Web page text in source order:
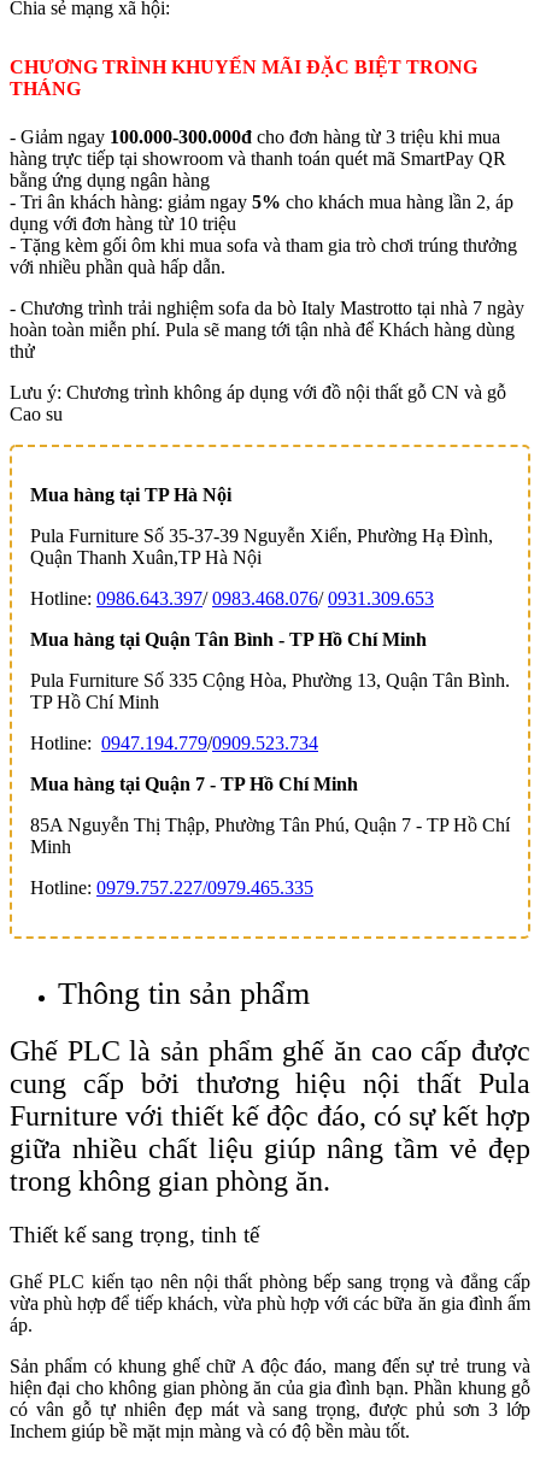
Chia sẻ mạng xã hội:
CHƯƠNG TRÌNH KHUYẾN MÃI ĐẶC BIỆT TRONG
THÁNG
- Giảm ngay 100.000-300.000đ cho đơn hàng từ 3 triệu khi mua
hàng trực tiếp tại showroom và thanh toán quét mã SmartPay QR
bằng ứng dụng ngân hàng
- Tri ân khách hàng: giảm ngay 5% cho khách mua hàng lần 2, áp
dụng với đơn hàng từ 10 triệu
- Tặng kèm gối ôm khi mua sofa và tham gia trò chơi trúng thưởng
với nhiều phần quà hấp dẫn.
- Chương trình trải nghiệm sofa da bò Italy Mastrotto tại nhà 7 ngày
hoàn toàn miễn phí. Pula sẽ mang tới tận nhà để Khách hàng dùng
thử
Lưu ý: Chương trình không áp dụng với đồ nội thất gỗ CN và gỗ
Cao su
Mua hàng tại TP Hà Nội
Pula Furniture Số 35-37-39 Nguyễn Xiển, Phường Hạ Đình,
Quận Thanh Xuân,TP Hà Nội
Hotline: 0986.643.397/0983.468.076/0931.309.653
Mua hàng tại Quận Tân Bình - TP Hồ Chí Minh
Pula Furniture Số 335 Cộng Hòa, Phường 13, Quận Tân Bình.
TP Hồ Chí Minh
Hotline: 0947.194.779/0909.523.734
Mua hàng tại Quận 7 - TP Hồ Chí Minh
85A Nguyễn Thị Thập, Phường Tân Phú, Quận 7 - TP Hồ Chí
Minh
Hotline: 0979.757.227/0979.465.335
Thông tin sản phẩm
Ghế PLC là sản phẩm ghế ăn cao cấp được
cung cấp bởi thương hiệu nội thất Pula
Furniture với thiết kế độc đáo, có sự kết hợp
giữa nhiều chất liệu giúp nâng tầm vẻ đẹp
trong không gian phòng ăn.
Thiết kế sang trọng, tinh tế
Ghế PLC kiến tạo nên nội thất phòng bếp sang trọng và đẳng cấp
vừa phù hợp để tiếp khách, vừa phù hợp với các bữa ăn gia đình ấm
áp.
Sản phẩm có khung ghế chữ A độc đáo, mang đến sự trẻ trung và
hiện đại cho không gian phòng ăn của gia đình bạn. Phần khung gỗ
có vân gỗ tự nhiên đẹp mát và sang trọng, được phủ sơn 3 lớp
Inchem giúp bề mặt mịn màng và có độ bền màu tốt.